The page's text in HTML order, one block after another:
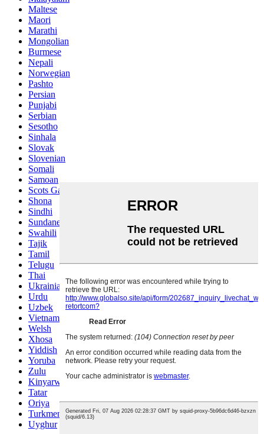
Maltese
Maori
Marathi
Mongolian
Burmese
Nepali
Norwegian
Pashto
Persian
Punjabi
Serbian
Sesotho
Sinhala
Slovak
Slovenian
Somali
Samoan
Scots Gaelic
Shona
Sindhi
Sundanese
Swahili
Tajik
Tamil
Telugu
Thai
Ukrainian
Urdu
Uzbek
Vietnamese
Welsh
Xhosa
Yiddish
Yoruba
Zulu
Kinyarwanda
Tatar
Oriya
Turkmen
Uyghur